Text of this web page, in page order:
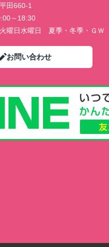
田660-1
～18:30
曜日水曜日 夏季・冬季・ＧＷ
お問い合わせ